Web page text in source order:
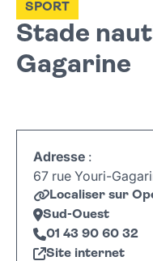
Stade
Gagarine
SPORT
Adresse :
67 rue Youri-
Localiser sur
Sud-Ouest
01 43 90 60 32
Site internet